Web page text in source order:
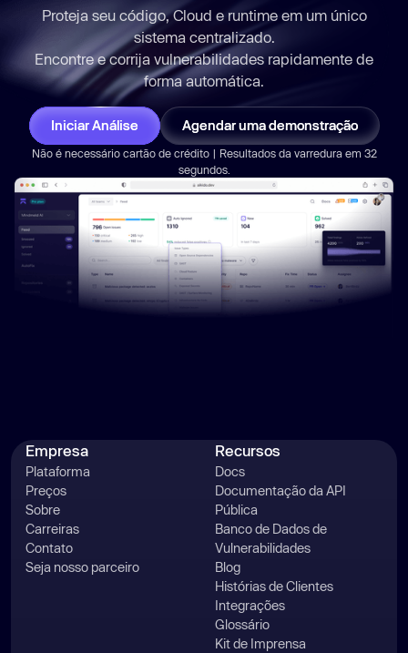
Proteja seu código, Cloud e runtime em um único
sistema centralizado.
Encontre e corrija vulnerabilidades rapidamente de
forma automática.
Iniciar Análise Agendar uma demonstração
Não é necessário cartão de crédito | Resultados da varredura em 32
segundos.
Empresa
Plataforma
Preços
Sobre
Carreiras
Contato
Seja nosso parceiro
Recursos
Docs
Documentação da API
Pública
Banco de Dados de
Vulnerabilidades
Blog
Histórias de Clientes
Integrações
Glossário
Kit de Imprensa